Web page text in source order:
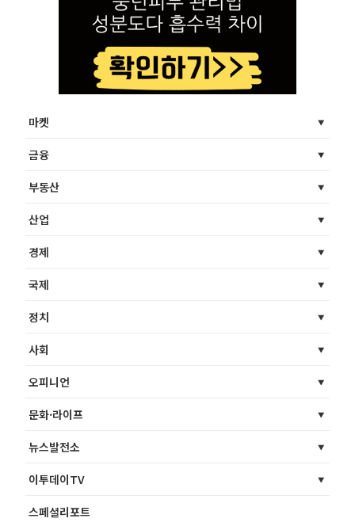
마켓
금융
부동산
산업
경제
국제
정치
사회
오피니언
문화·라이프
뉴스발전소
이투데이TV
스페셜리포트